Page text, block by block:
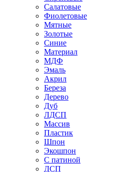
Салатовые
Фиолетовые
Мятные
Золотые
Синие
Материал
МДФ
Эмаль
Акрил
Береза
Дерево
Дуб
ЛДСП
Массив
Пластик
Шпон
Экошпон
С патиной
ДСП